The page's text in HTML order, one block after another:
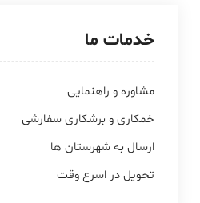
خدمات ما
مشاوره و راهنمایی
خمکاری و برشکاری سفارشی
ارسال به شهرستان ها
تحویل در اسرع وقت